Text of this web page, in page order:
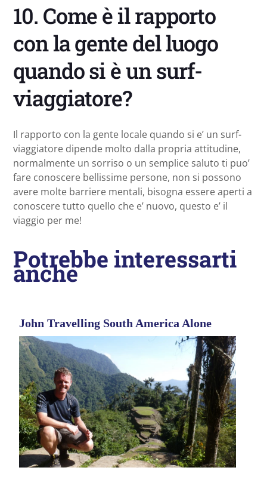
10. Come è il rapporto
con la gente del luogo
quando si è un surf-
viaggiatore?
Il rapporto con la gente locale quando si e’ un surf-
viaggiatore dipende molto dalla propria attitudine,
normalmente un sorriso o un semplice saluto ti puo’
fare conoscere bellissime persone, non si possono
avere molte barriere mentali, bisogna essere aperti a
conoscere tutto quello che e’ nuovo, questo e’ il
viaggio per me!
Potrebbe interessarti
anche
John Travelling South America Alone